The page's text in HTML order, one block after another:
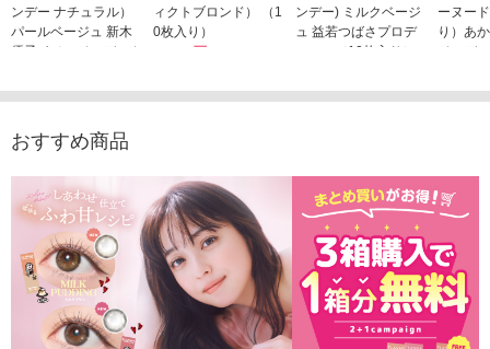
ンデー ナチュラル）
パールベージュ 新木
優子イメージモデルカ
2,598円(税込)
ィクトブロンド） （1
0枚入り）
1,760円
ンデー) ミルクベージ
ュ 益若つばさプロデ
ュース（10枚入り）
ーヌー
り）あ
ジモデル
おすすめ商品